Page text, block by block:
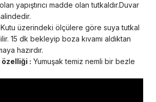
yapıştırıcı madde olan tutkaldır.Duvar
Kutu üzerindeki ölçülere göre suya tutkal
15 dk bekleyip boza kıvamı aldıktan
hazırdır.
: Yumuşak temiz nemli bir bezle